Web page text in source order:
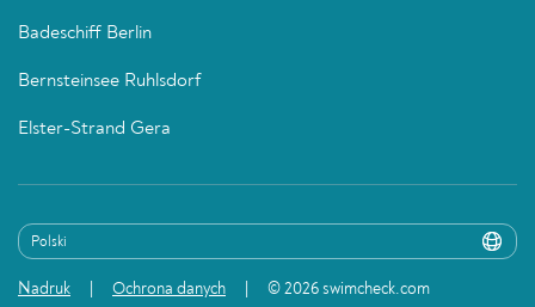
Badeschiff Berlin
Bernsteinsee Ruhlsdorf
Elster-Strand Gera
Nadruk Ochrona danych © 2026 swimcheck.com